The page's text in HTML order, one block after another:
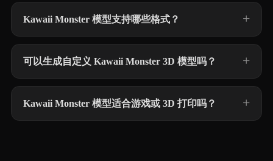
Kawaii Monster 模型支持哪些格式？
可以生成自定义 Kawaii Monster 3D 模型吗？
Kawaii Monster 模型适合游戏或 3D 打印吗？